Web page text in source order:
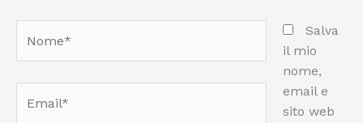
Salva
il mio
nome,
email e
sito web